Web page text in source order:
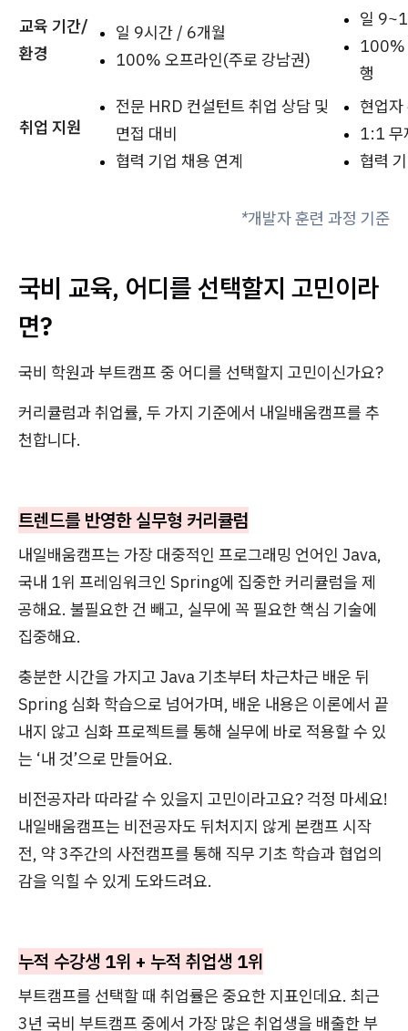
교육 기간/
환경
일 9시간 / 6개월
100% 오프라인(주로 강남권)
일
100%
행
취업 지원
전문 HRD 컨설턴트 취업 상담 및
면접 대비
협력 기업 채용 연계
현업자
1:1 무
협력
*개발자 훈련 과정 기준
국비 교육, 어디를 선택할지 고민이라
면?
국비 학원과 부트캠프 중 어디를 선택할지 고민이신가요?
커리큘럼과 취업률, 두 가지 기준에서 내일배움캠프를 추
천합니다.
트렌드를 반영한 실무형 커리큘럼
내일배움캠프는 가장 대중적인 프로그래밍 언어인 Java,
국내 1위 프레임워크인 Spring에 집중한 커리큘럼을 제
공해요. 불필요한 건 빼고, 실무에 꼭 필요한 핵심 기술에
집중해요.
충분한 시간을 가지고 Java 기초부터 차근차근 배운 뒤
Spring 심화 학습으로 넘어가며, 배운 내용은 이론에서 끝
내지 않고 심화 프로젝트를 통해 실무에 바로 적용할 수 있
는 ‘내 것’으로 만들어요.
비전공자라 따라갈 수 있을지 고민이라고요? 걱정 마세요!
내일배움캠프는 비전공자도 뒤처지지 않게 본캠프 시작
전, 약 3주간의 사전캠프를 통해 직무 기초 학습과 협업의
감을 익힐 수 있게 도와드려요.
누적 수강생 1위 + 누적 취업생 1위
부트캠프를 선택할 때 취업률은 중요한 지표인데요. 최근
3년 국비 부트캠프 중에서 가장 많은 취업생을 배출한 부